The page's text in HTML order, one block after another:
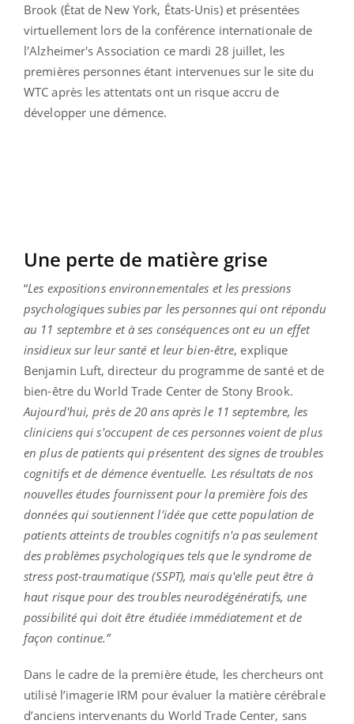
Brook (État de New York, États-Unis) et présentées
virtuellement lors de la conférence internationale de
l'Alzheimer's Association ce mardi 28 juillet, les
premières personnes étant intervenues sur le site du
WTC après les attentats ont un risque accru de
développer une démence.
Une perte de matière grise
“Les expositions environnementales et les pressions
psychologiques subies par les personnes qui ont répondu
au 11 septembre et à ses conséquences ont eu un effet
insidieux sur leur santé et leur bien-être, explique
Benjamin Luft, directeur du programme de santé et de
bien-être du World Trade Center de Stony Brook.
Aujourd'hui, près de 20 ans après le 11 septembre, les
cliniciens qui s'occupent de ces personnes voient de plus
en plus de patients qui présentent des signes de troubles
cognitifs et de démence éventuelle. Les résultats de nos
nouvelles études fournissent pour la première fois des
données qui soutiennent l'idée que cette population de
patients atteints de troubles cognitifs n'a pas seulement
des problèmes psychologiques tels que le syndrome de
stress post-traumatique (SSPT), mais qu'elle peut être à
haut risque pour des troubles neurodégénératifs, une
possibilité qui doit être étudiée immédiatement et de
façon continue.”
Dans le cadre de la première étude, les chercheurs ont
utilisé l’imagerie IRM pour évaluer la matière cérébrale
d’anciens intervenants du World Trade Center, sans